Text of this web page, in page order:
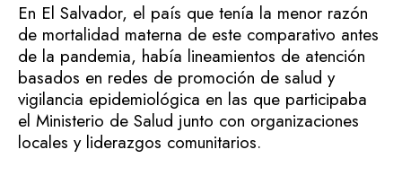
En El Salvador, el país que tenía la menor razón
de mortalidad materna de este comparativo antes
de la pandemia, había lineamientos de atención
basados en redes de promoción de salud y
vigilancia epidemiológica en las que participaba
el Ministerio de Salud junto con organizaciones
locales y liderazgos comunitarios.